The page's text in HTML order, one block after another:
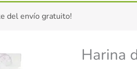
del envío gratuito!
Harina